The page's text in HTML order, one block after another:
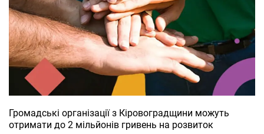
Громадські організації з Кіровоградщини можуть
отримати до 2 мільйонів гривень на розвиток